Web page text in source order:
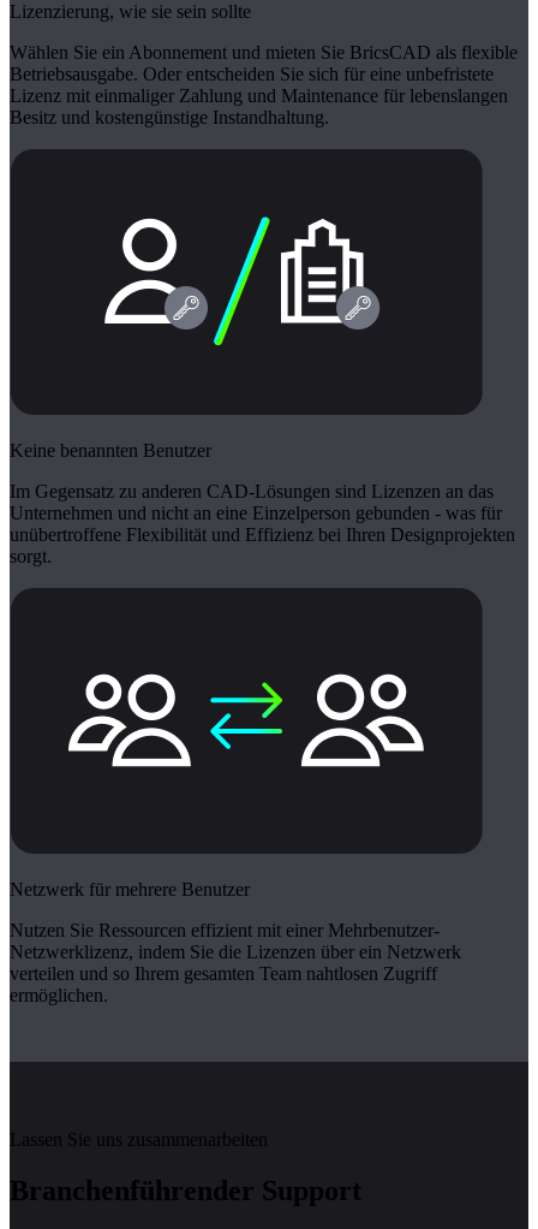
Lizenzierung, wie sie sein sollte
Wählen Sie ein Abonnement und mieten Sie BricsCAD als flexible
Betriebsausgabe. Oder entscheiden Sie sich für eine unbefristete
Lizenz mit einmaliger Zahlung und Maintenance für lebenslangen
Besitz und kostengünstige Instandhaltung.
Keine benannten Benutzer
Im Gegensatz zu anderen CAD-Lösungen sind Lizenzen an das
Unternehmen und nicht an eine Einzelperson gebunden - was für
unübertroffene Flexibilität und Effizienz bei Ihren Designprojekten
sorgt.
Netzwerk für mehrere Benutzer
Nutzen Sie Ressourcen effizient mit einer Mehrbenutzer-
Netzwerklizenz, indem Sie die Lizenzen über ein Netzwerk
verteilen und so Ihrem gesamten Team nahtlosen Zugriff
ermöglichen.
Lassen Sie uns zusammenarbeiten
Branchenführender Support